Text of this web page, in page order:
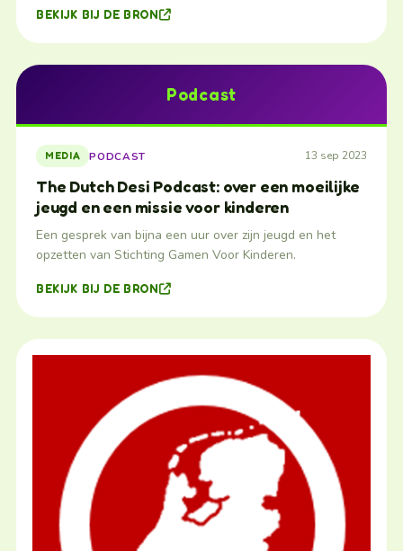
BEKIJK BIJ DE BRON
Podcast
MEDIA PODCAST 13 sep 2023
The Dutch Desi Podcast: over een moeilijke
jeugd en een missie voor kinderen
Een gesprek van bijna een uur over zijn jeugd en het
opzetten van Stichting Gamen Voor Kinderen.
BEKIJK BIJ DE BRON